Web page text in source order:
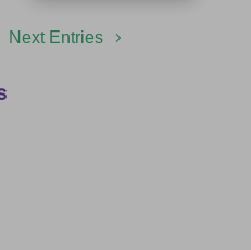
Next Entries